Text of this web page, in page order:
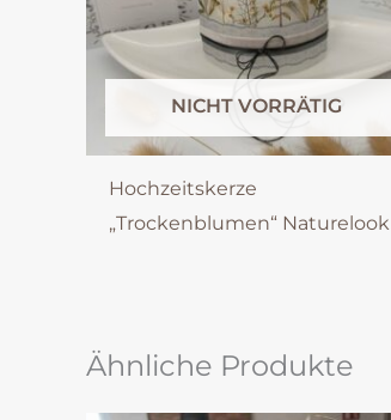
NICHT VORRÄTIG
Hochzeitskerze
„Trockenblumen“ Naturelook
Ähnliche Produkte